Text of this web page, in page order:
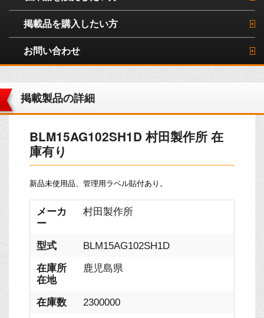
掲載品を購入したい方
お問い合わせ
掲載製品の詳細
BLM15AG102SH1D 村田製作所 在
庫有り
新品未使用品、管理用ラベル貼付あり。
メーカ
ー
村田製作所
型式
BLM15AG102SH1D
在庫所
在地
鹿児島県
在庫数
2300000